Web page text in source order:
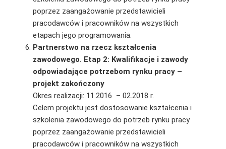
poprzez zaangażowanie przedstawicieli
pracodawców i pracowników na wszystkich
etapach jego programowania.
Partnerstwo na rzecz kształcenia
zawodowego. Etap 2: Kwalifikacje i zawody
odpowiadające potrzebom rynku pracy –
projekt zakończony
Okres realizacji: 11.2016 – 02.2018 r.
Celem projektu jest dostosowanie kształcenia i
szkolenia zawodowego do potrzeb rynku pracy
poprzez zaangażowanie przedstawicieli
pracodawców i pracowników na wszystkich